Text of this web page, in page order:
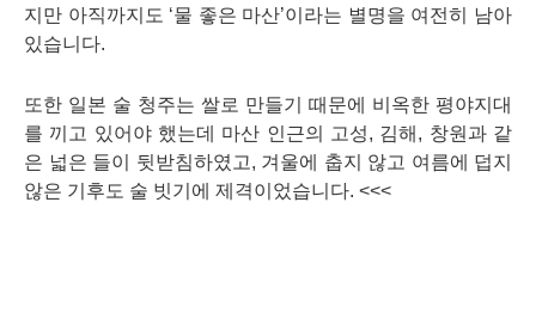
지만 아직까지도 ‘물 좋은 마산’이라는 별명을 여전히 남아
있습니다.
또한 일본 술 청주는 쌀로 만들기 때문에 비옥한 평야지대
를 끼고 있어야 했는데 마산 인근의 고성, 김해, 창원과 같
은 넓은 들이 뒷받침하였고, 겨울에 춥지 않고 여름에 덥지
않은 기후도 술 빗기에 제격이었습니다. <<<